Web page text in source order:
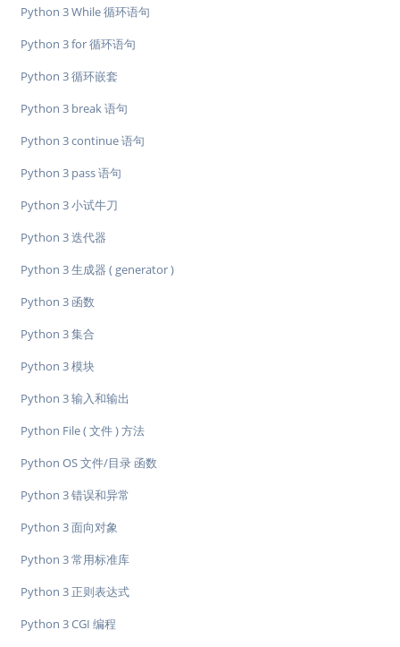
Python 3 While 循环语句
Python 3 for 循环语句
Python 3 循环嵌套
Python 3 break 语句
Python 3 continue 语句
Python 3 pass 语句
Python 3 小试牛刀
Python 3 迭代器
Python 3 生成器 ( generator )
Python 3 函数
Python 3 集合
Python 3 模块
Python 3 输入和输出
Python File ( 文件 ) 方法
Python OS 文件/目录 函数
Python 3 错误和异常
Python 3 面向对象
Python 3 常用标准库
Python 3 正则表达式
Python 3 CGI 编程